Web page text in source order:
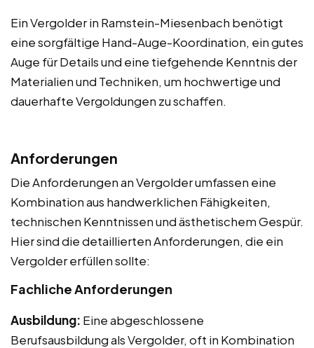
Ein Vergolder in Ramstein-Miesenbach benötigt
eine sorgfältige Hand-Auge-Koordination, ein gutes
Auge für Details und eine tiefgehende Kenntnis der
Materialien und Techniken, um hochwertige und
dauerhafte Vergoldungen zu schaffen.
Anforderungen
Die Anforderungen an Vergolder umfassen eine
Kombination aus handwerklichen Fähigkeiten,
technischen Kenntnissen und ästhetischem Gespür.
Hier sind die detaillierten Anforderungen, die ein
Vergolder erfüllen sollte:
Fachliche Anforderungen
Ausbildung: Eine abgeschlossene
Berufsausbildung als Vergolder, oft in Kombination